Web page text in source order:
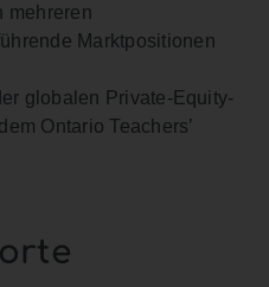
mehreren
Marktpositionen
globalen Private-Equity-
Ontario Teachers’